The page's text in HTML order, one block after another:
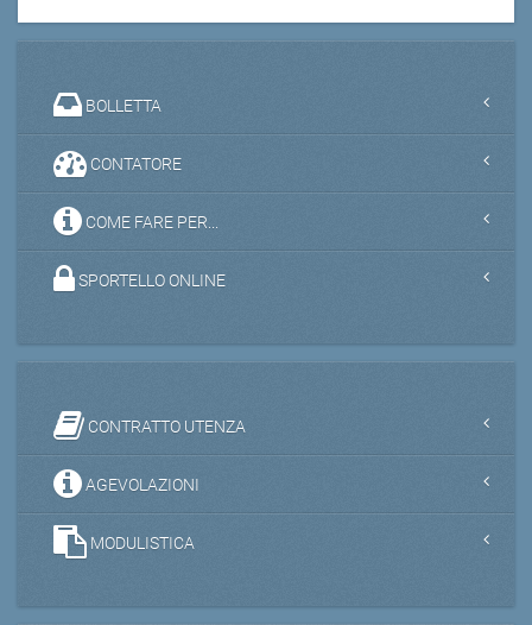
BOLLETTA
CONTATORE
COME FARE PER...
SPORTELLO ONLINE
CONTRATTO UTENZA
AGEVOLAZIONI
MODULISTICA